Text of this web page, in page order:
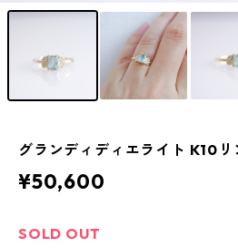
グランディディエライト K10
¥50,600
SOLD OUT